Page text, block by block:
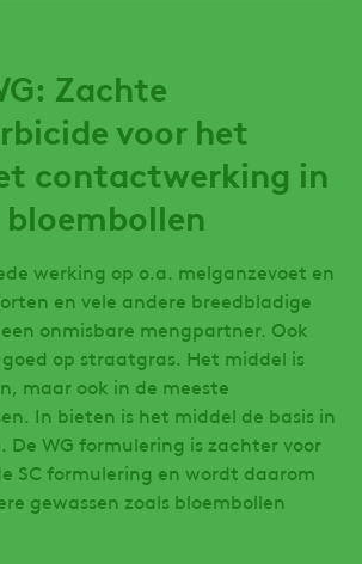
Zachte
voor het
contactwerking in
werking op o.a. melganzevoet en
en vele andere breedbladige
onmisbare mengpartner. Ook
op straatgras. Het middel is
maar ook in de meeste
In bieten is het middel de basis in
De WG formulering is zachter voor
SC formulering en wordt daarom
gewassen zoals bloembollen